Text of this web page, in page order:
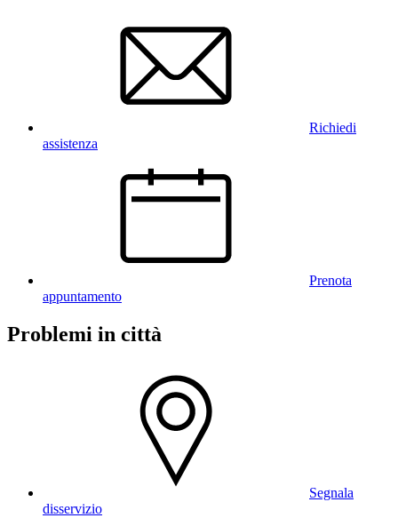
Richiedi
assistenza
Prenota
appuntamento
Problemi in città
Segnala
disservizio